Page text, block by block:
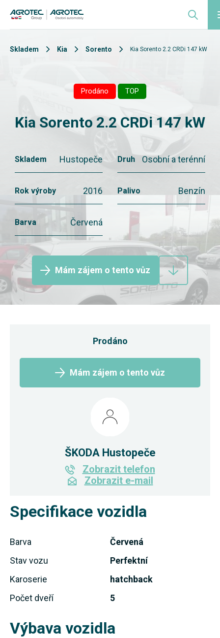
Skladem Kia Sorento Kia Sorento 2.2 CRDi 147 kW
Prodáno TOP
Kia Sorento 2.2 CRDi 147 kW
Skladem Hustopeče Druh Osobní a terénní
Rok výroby 2016 Palivo Benzín
Barva Červená
Mám zájem o tento vůz
Specifikace vozidla
Barva
Červená
Stav vozu
Perfektní
Karoserie
hatchback
Počet dveří
5
Výbava vozidla
Prodáno
Mám zájem o tento vůz
ŠKODA Hustopeče
Zobrazit telefon
Zobrazit e-mail